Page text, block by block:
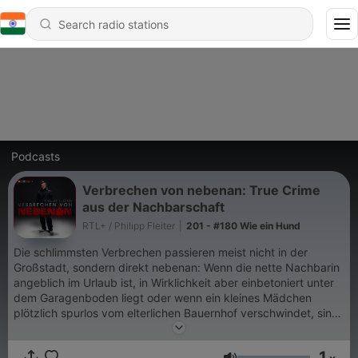
Podcasts
Verbrechen von nebenan: True Crime
aus der Nachbarschaft
RTL+ / Philipp Fleiter 201 - #180 Wie ein Hund
Die schlimmsten Verbrechen passieren meist nicht in der
Großstadt, sondern direkt nebenan: Wenn die nette Nachbarin
angeblich im Urlaub ist, in Wirklichkeit aber einbetoniert unter
dem Garagenboden liegt oder wenn ein kleines Mädchen
plötzlich spurlos vom elterlichen Bauernhof verschwindet, sind
das Fälle die man nie vergisst. Der Radiojournalist Philipp